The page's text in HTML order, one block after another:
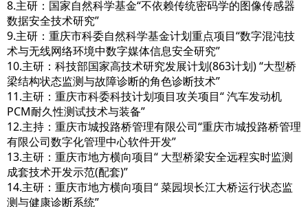
8.主研：国家自然科学基金“不依赖传统密码学的图像传感器
数据安全技术研究”
9.主研：重庆市科委自然科学基金计划重点项目“数字混沌技
术与无线网络环境中数字媒体信息安全研究”
10.主研：科技部国家高技术研究发展计划(863计划) “大型桥
梁结构状态监测与故障诊断的角色诊断技术”
11.主研：重庆市科委科技计划项目攻关项目“ 汽车发动机
PCM耐久性测试技术与装备”
12.主持：重庆市城投路桥管理有限公司“重庆市城投路桥管理
有限公司数字化管理中心软件开发”
13.主研：重庆市地方横向项目“ 大型桥梁安全远程实时监测
成套技术开发示范(配套)”
14.主研：重庆市地方横向项目“ 菜园坝长江大桥运行状态监
测与健康诊断系统”